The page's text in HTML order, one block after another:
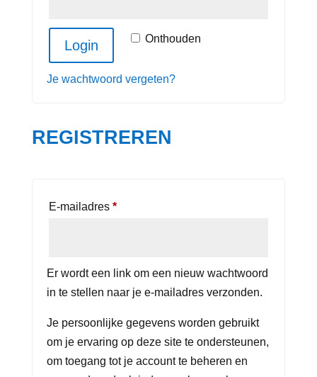
Onthouden
Login
Je wachtwoord vergeten?
REGISTREREN
E-mailadres *Vereist
Er wordt een link om een nieuw wachtwoord
in te stellen naar je e-mailadres verzonden.
Je persoonlijke gegevens worden gebruikt
om je ervaring op deze site te ondersteunen,
om toegang tot je account te beheren en